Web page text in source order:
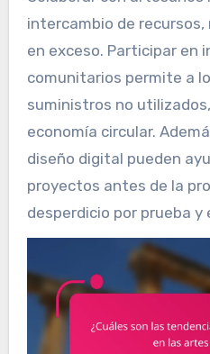
intercambio de
en exceso. Participar en
comunitarios permite a
suministros no
economía circular.
diseño digital pueden
proyectos antes de la
desperdicio por prueba y